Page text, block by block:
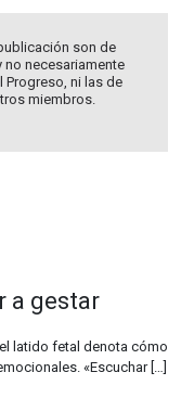
son de
necesariamente
Progreso, ni las de
miembros.
a gestar
latido fetal denota cómo
«Escuchar […]